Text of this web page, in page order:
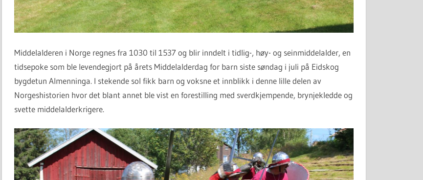
Middelalderen i Norge regnes fra 1030 til 1537 og blir inndelt i tidlig-, høy- og seinmiddelalder, en
tidsepoke som ble levendegjort på årets Middelalderdag for barn siste søndag i juli på Eidskog
bygdetun Almenninga. I stekende sol fikk barn og voksne et innblikk i denne lille delen av
Norgeshistorien hvor det blant annet ble vist en forestilling med sverdkjempende, brynjekledde og
svette middelalderkrigere.